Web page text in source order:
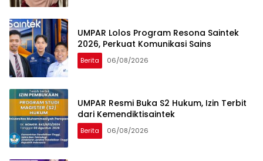
UMPAR Lolos Program Resona Saintek
2026, Perkuat Komunikasi Sains
Berita 06/08/2026
UMPAR Resmi Buka S2 Hukum, Izin Terbit
dari Kemendiktisaintek
Berita 06/08/2026